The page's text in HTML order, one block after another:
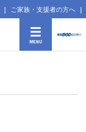
ご家族・支援者の方へ